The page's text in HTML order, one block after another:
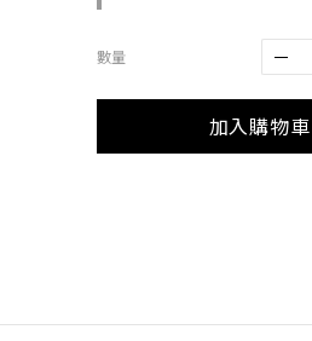
數量
加入購物車